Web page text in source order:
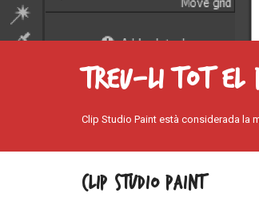
Treu-li tot el
Clip Studio Paint està considerada la
Clip Studio Paint